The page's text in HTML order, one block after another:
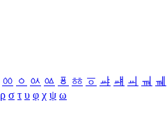
ㆀ ㆁ ㆂ ㆃ ㆄ ㆅ ㆆ ㆇ ㆈ ㆉ ㆊ ㆋ
ρ σ τ υ φ χ ψ ω